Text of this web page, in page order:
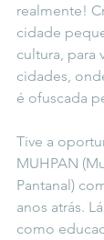
realmente!
cidade
cultura, para
cidades,
é ofuscada
Tive a
MUHPAN
Pantanal)
anos atrás.
como